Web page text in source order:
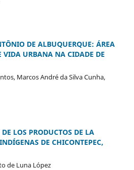
DE ALBUQUERQUE: ÁREA
VIDA URBANA NA CIDADE DE
Marcos André da Silva Cunha,
LOS PRODUCTOS DE LA
DE CHICONTEPEC,
de Luna López